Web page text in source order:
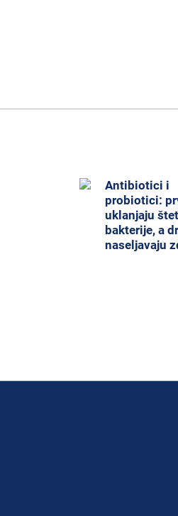
Antibiotici i
probiotici:
uklanjaju
bakterije, a
naseljavaju